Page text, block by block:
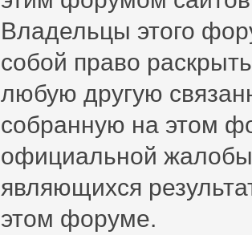
Владельцы этого
собой право
любую другую
собранную на этом
официальной жалобы
являющихся
этом форуме.